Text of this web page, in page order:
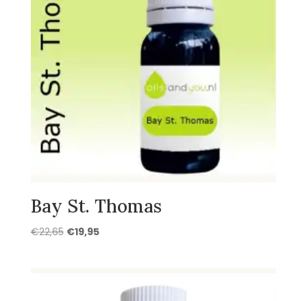
Bay St. Thomas
€22,65 Oorspronkelijke
€19,95Huidige